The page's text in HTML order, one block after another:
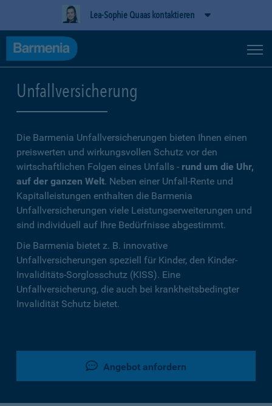
Lea-Sophie Quaas kontaktieren
Unfallversicherung
Die Barmenia Unfallversicherungen bieten Ihnen einen
preiswerten und wirkungsvollen Schutz vor den
wirtschaftlichen Folgen eines Unfalls - rund um die Uhr,
auf der ganzen Welt. Neben einer Unfall-Rente und
Kapitalleistungen enthalten die Barmenia
Unfallversicherungen viele Leistungserweiterungen und
sind individuell auf Ihre Bedürfnisse abgestimmt.
Die Barmenia bietet z. B. innovative
Unfallversicherungen speziell für Kinder, den Kinder-
Invaliditäts-Sorglosschutz (KISS). Eine
Unfallversicherung, die auch bei krankheitsbedingter
Invalidität Schutz bietet.
Angebot anfordern